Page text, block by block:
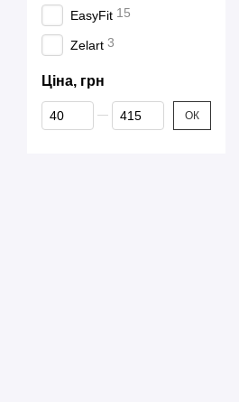
EasyFit 15
Zelart 3
Ціна, грн
Від Ціна, грн
До Ціна, грн ОК